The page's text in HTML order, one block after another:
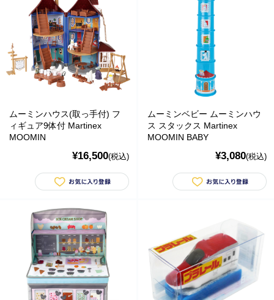
ムーミンハウス(取っ手付) フ
ィギュア9体付 Martinex
MOOMIN
¥16,500(税込)
ムーミンベビー ムーミンハウ
ス スタックス Martinex
MOOMIN BABY
¥3,080(税込)
おもちゃ・ホビー
ベビーおもちゃ・子供用品
賞味期限間近・訳あり大特価
商品一覧
ブランドから探す
MESH ジュエリー
Bellini バッグ(イタリア)
alico バルサミコ酢
TEJAKULA 塩
ムーミン